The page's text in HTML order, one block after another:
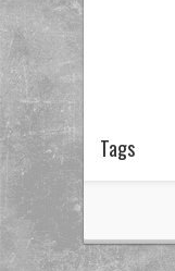
Tags